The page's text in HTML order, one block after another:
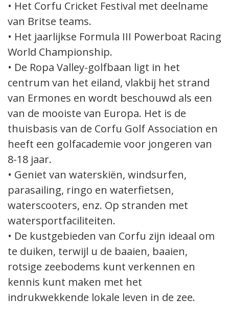
• Het Corfu Cricket Festival met deelname
van Britse teams.
• Het jaarlijkse Formula III Powerboat Racing
World Championship.
• De Ropa Valley-golfbaan ligt in het
centrum van het eiland, vlakbij het strand
van Ermones en wordt beschouwd als een
van de mooiste van Europa. Het is de
thuisbasis van de Corfu Golf Association en
heeft een golfacademie voor jongeren van
8-18 jaar.
• Geniet van waterskiën, windsurfen,
parasailing, ringo en waterfietsen,
waterscooters, enz. Op stranden met
watersportfaciliteiten.
• De kustgebieden van Corfu zijn ideaal om
te duiken, terwijl u de baaien, baaien,
rotsige zeebodems kunt verkennen en
kennis kunt maken met het
indrukwekkende lokale leven in de zee.